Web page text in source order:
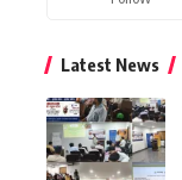
Latest News